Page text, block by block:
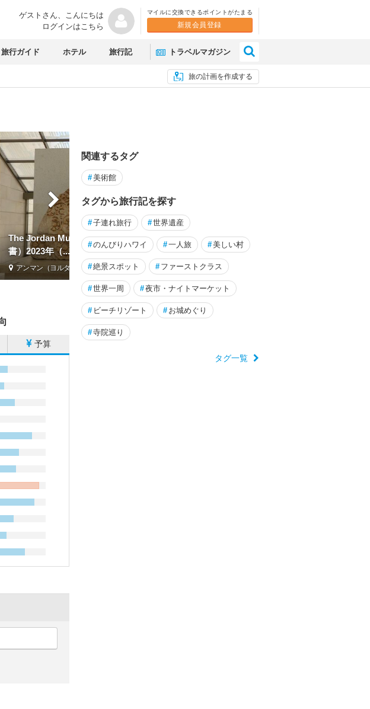
ゲストさん、 こんにちは
ログインはこちら
マイルに交換できるポイントがたまる
新規会員登録
旅行ガイド ホテル 旅行記 トラベルマガジン
旅の計画を作成する
The Jordan Museum 2023 ⑥ ヨルダン博物館（死海文
書）2023年（...
アンマン（ヨルダン） by noel 2023/08/02～
予算
関連するタグ
#美術館
タグから旅行記を探す
#子連れ旅行 #世界遺産
#のんびりハワイ #一人旅 #美しい村
#絶景スポット # ファーストクラス
#世界一周 #夜市・ナイトマーケット
# ビーチリゾート # お城めぐり
#寺院巡り
タグ一覧